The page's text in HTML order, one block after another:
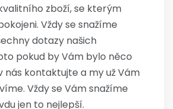
zboží, se kterým
Vždy se snažíme
dotazy našich
pokud by Vám bylo něco
nás kontaktujte a my už Vám
Vždy se Vám snažíme
jen to nejlepší.